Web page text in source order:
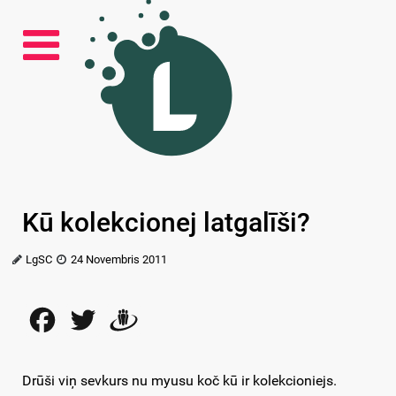
Kū kolekcionej latgalīši?
LgSC 24 Novembris 2011
FacebookTwitter
Drūši viņ sevkurs nu myusu koč kū ir kolekcioniejs.